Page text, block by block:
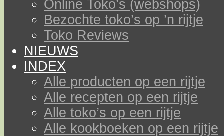
Online Toko’s (webshops)
Bezochte toko’s op ’n rijtje
Toko Reviews
NIEUWS
INDEX
Alle producten op een rijtje
Alle recepten op een rijtje
Alle toko’s op een rijtje
Alle kookboeken op een rijtje